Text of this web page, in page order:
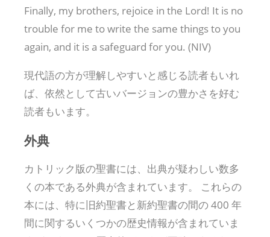
Finally, my brothers, rejoice in the Lord! It is no
trouble for me to write the same things to you
again, and it is a safeguard for you. (NIV)
現代語の方が理解しやすいと感じる読者もいれ
ば、依然として古いバージョンの豊かさを好む
読者もいます。
外典
カトリック版の聖書には、出典が疑わしい数多
くの本である外典が含まれています。 これらの
本には、特に旧約聖書と新約聖書の間の 400 年
間に関するいくつかの歴史情報が含まれていま